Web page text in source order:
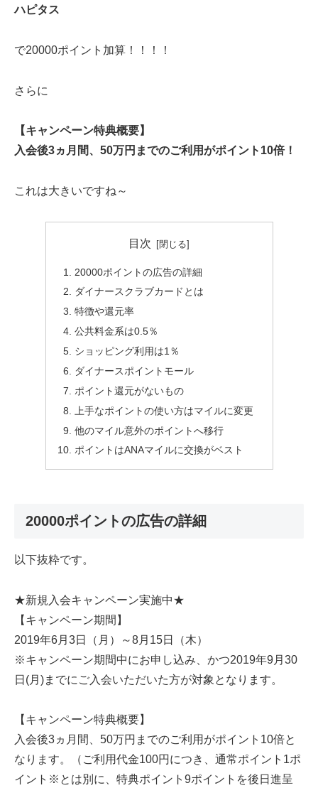
ハピタス
で20000ポイント加算！！！！
さらに
【キャンペーン特典概要】
入会後3ヵ月間、50万円までのご利用がポイント10倍！
これは大きいですね～
目次
20000ポイントの広告の詳細
ダイナースクラブカードとは
特徴や還元率
公共料金系は0.5％
ショッピング利用は1％
ダイナースポイントモール
ポイント還元がないもの
上手なポイントの使い方はマイルに変更
他のマイル意外のポイントへ移行
ポイントはANAマイルに交換がベスト
20000ポイントの広告の詳細
以下抜粋です。
★新規入会キャンペーン実施中★
【キャンペーン期間】
2019年6月3日（月）～8月15日（木）
※キャンペーン期間中にお申し込み、かつ2019年9月30
日(月)までにご入会いただいた方が対象となります。
【キャンペーン特典概要】
入会後3ヵ月間、50万円までのご利用がポイント10倍と
なります。（ご利用代金100円につき、通常ポイント1ポ
イント※とは別に、特典ポイント9ポイントを後日進呈